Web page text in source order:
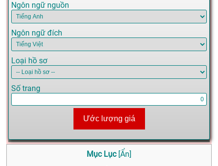
Ngôn ngữ nguồn
Ngôn ngữ đích
Loại hồ sơ
Số trang
Ước lượng giá
Mục Lục [Ẩn]